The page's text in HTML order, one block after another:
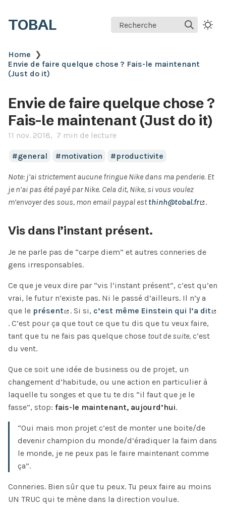
TOBAL Recherche
Home ❯
Envie de faire quelque chose ? Fais-le maintenant
(Just do it)
Envie de faire quelque chose ?
Fais-le maintenant (Just do it)
11 nov. 2018 7 min de lecture
general motivation productivite
Note: j’ai strictement aucune fringue Nike dans ma penderie. Et
je n’ai pas été payé par Nike. Cela dit, Nike, si vous voulez
m’envoyer des sous, mon email paypal estthinh@tobal.fr .
Vis dans l’instant présent.
Je ne parle pas de “carpe diem” et autres conneries de
gens irresponsables.
Ce que je veux dire par “vis l’instant présent”, c’est qu’en
vrai, le futur n’existe pas. Ni le passé d’ailleurs. Il n’y a
que le présent . Si si, c’est même Einstein qui l’a dit
. C’est pour ça que tout ce que tu dis que tu veux faire,
tant que tu ne fais pas quelque chose tout de suite, c’est
du vent.
Que ce soit une idée de business ou de projet, un
changement d’habitude, ou une action en particulier à
laquelle tu songes et que tu te dis “il faut que je le
fasse”, stop: fais-le maintenant, aujourd’hui.
“Oui mais mon projet c’est de monter une boite/de
devenir champion du monde/d’éradiquer la faim dans
le monde, je ne peux pas le faire maintenant comme
ça”.
Conneries. Bien sûr que tu peux. Tu peux faire au moins
UN TRUC qui te mène dans la direction voulue.